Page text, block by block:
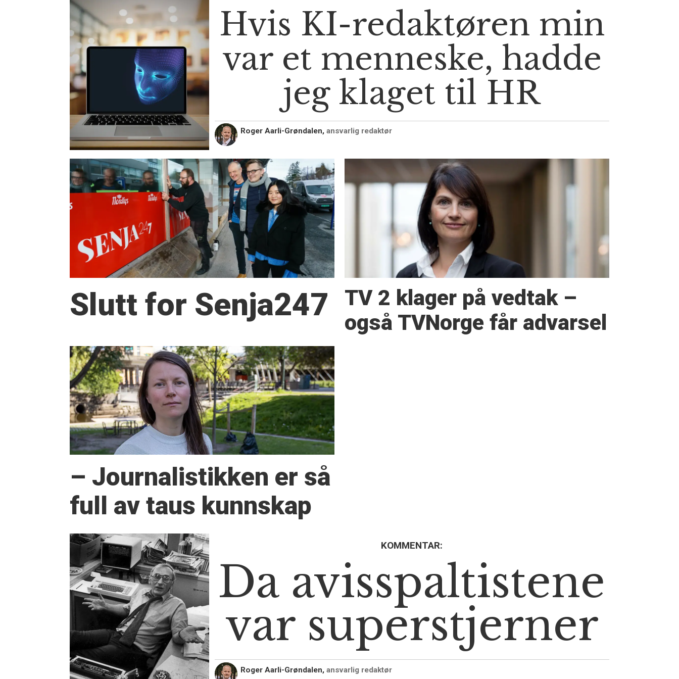
Hvis KI-redaktøren min
var et menneske, hadde
jeg klaget til HR
Roger Aarli-Grøndalen, ansvarlig redaktør
Slutt for Senja247
TV 2 klager på vedtak –
også TVNorge får advarsel
– Journalistikken er så
full av taus kunnskap
KOMMENTAR:
Da avisspaltistene
var superstjerner
Roger Aarli-Grøndalen, ansvarlig redaktør